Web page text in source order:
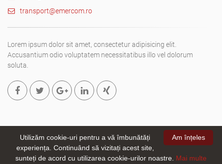
transport@emercom.ro
Lorem ipsum dolor sit amet, consectetur adipisicing elit.
Accusantium odio voluptatem necessitatibus illo vel dolorum
soluta.
Copyright © 2019. All rights reservedEmer-Com SRL.
- site creat
Am înțeles
Utilizăm cookie-uri pentru a vă îmbunătăți
experiența. Continuând să vizitați acest site,
sunteți de acord cu utilizarea cookie-urilor noastre. Mai multe